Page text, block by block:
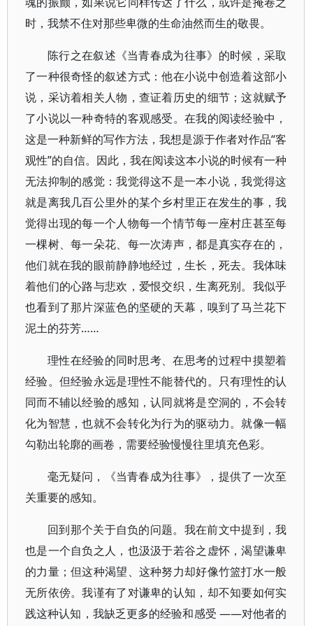
时，我禁不住对那些卑微的生命油然而生的敬畏。
陈行之在叙述《当青春成为往事》的时候，采取
了一种很奇怪的叙述方式：他在小说中创造着这部小
说，采访着相关人物，查证着历史的细节；这就赋予
了小说以一种奇特的客观感受。在我的阅读经验中，
这是一种新鲜的写作方法，我想是源于作者对作品“客
观性”的自信。因此，我在阅读这本小说的时候有一种
无法抑制的感觉：我觉得这不是一本小说，我觉得这
就是离我几百公里外的某个乡村里正在发生的事，我
觉得出现的每一个人物每一个情节每一座村庄甚至每
一棵树、每一朵花、每一次涛声，都是真实存在的，
他们就在我的眼前静静地经过，生长，死去。我体味
着他们的心路与悲欢，爱恨交织，生离死别。我似乎
也看到了那片深蓝色的坚硬的天幕，嗅到了马兰花下
泥土的芬芳……
理性在经验的同时思考、在思考的过程中摸塑着
经验。但经验永远是理性不能替代的。只有理性的认
同而不辅以经验的感知，认同就将是空洞的，不会转
化为智慧，也就不会转化为行为的驱动力。就像一幅
勾勒出轮廓的画卷，需要经验慢慢往里填充色彩。
毫无疑问，《当青春成为往事》，提供了一次至
关重要的感知。
回到那个关于自负的问题。我在前文中提到，我
也是一个自负之人，也汲汲于若谷之虚怀，渴望谦卑
的力量；但这种渴望、这种努力却好像竹篮打水一般
无所依傍。我谨有了对谦卑的认知，却不知要如何实
践这种认知，我缺乏更多的经验和感受 ——对他者的